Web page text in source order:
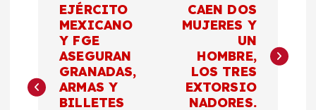
e
EJÉRCITO
MEXICANO
Y FGE
ASEGURAN
GRANADAS,
ARMAS Y
BILLETES
CAEN DOS
MUJERES Y
UN
HOMBRE,
LOS TRES
EXTORSIO
NADORES.